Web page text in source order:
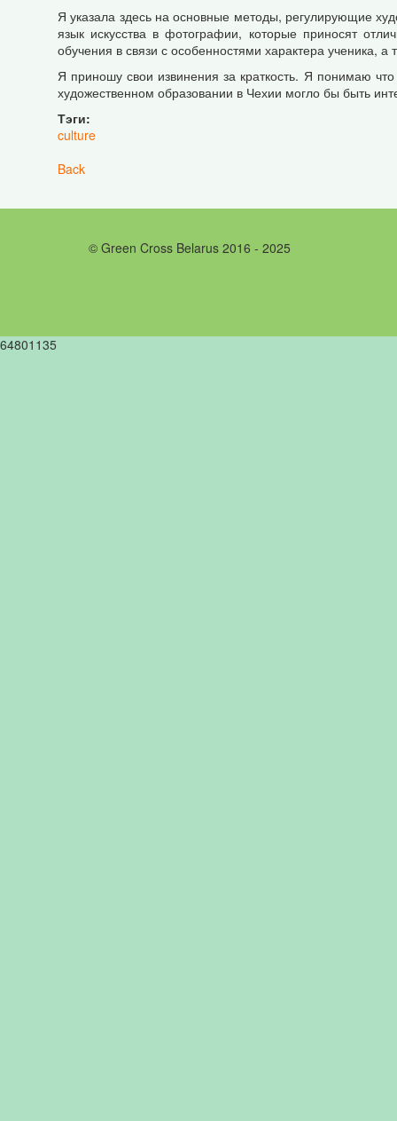
Я указала здесь на основные методы, регулирующие
язык искусства в фотографии, которые приносят
обучения в связи с особенностями характера ученика,
Я приношу свои извинения за краткость. Я понимаю
художественном образовании в Чехии могло бы быть
Тэги:
culture
Back
© Green Cross Belarus 2016 - 2025
64801135